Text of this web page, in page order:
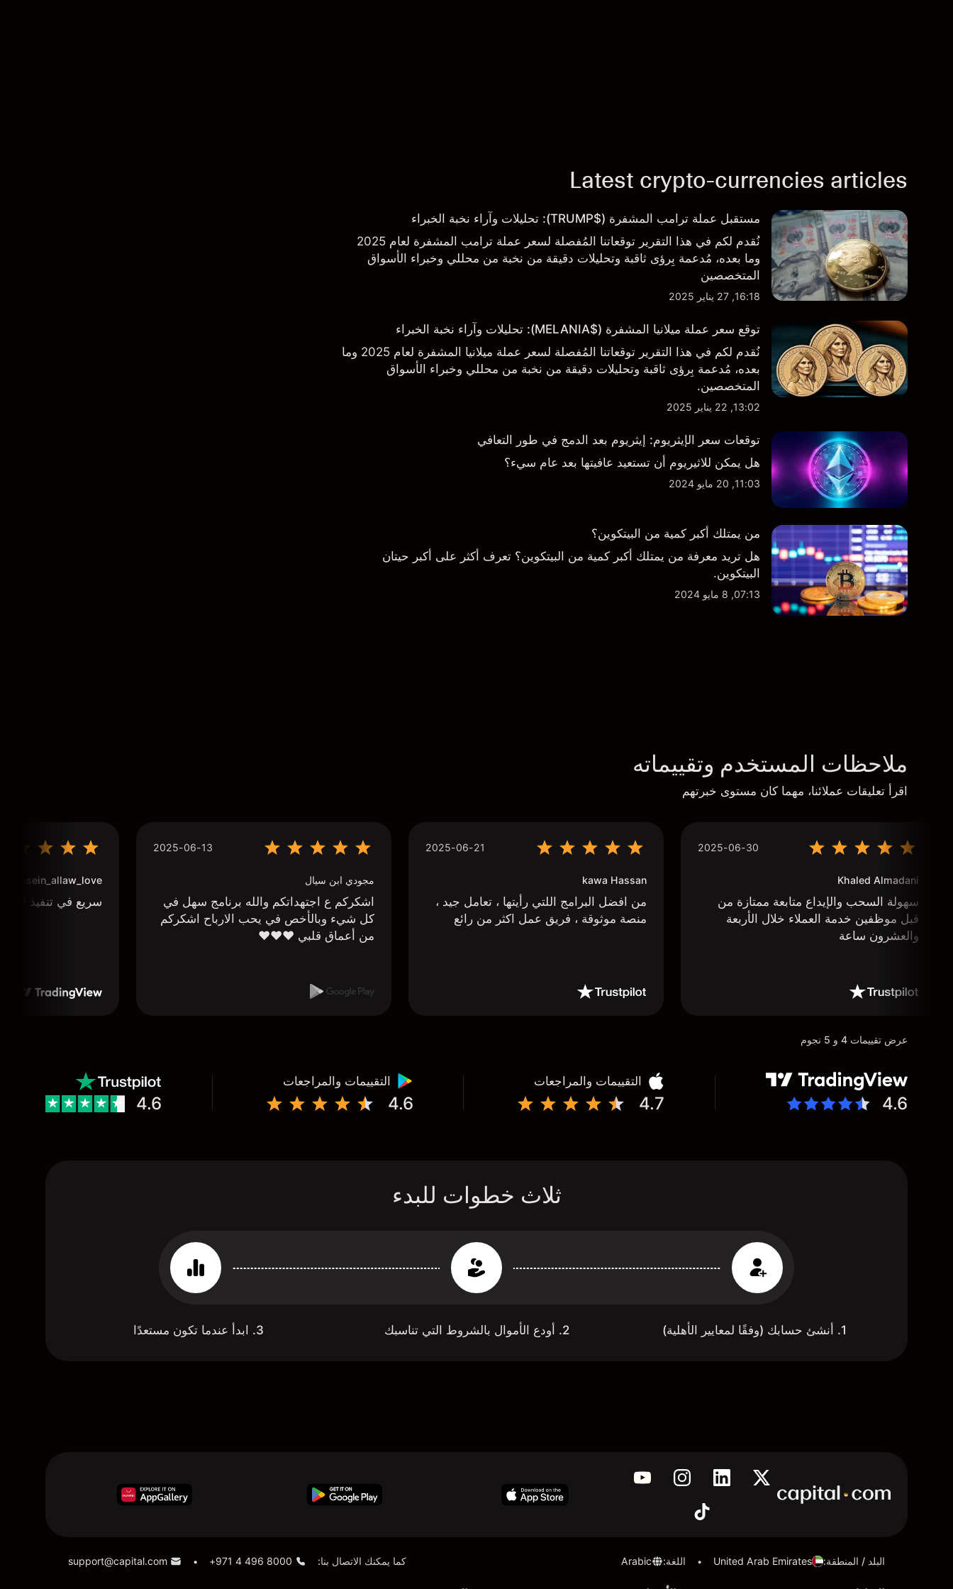
Latest crypto-currencies articles
مستقبل عملة ترامب المشفرة ($TRUMP): تحليلات وآراء نخبة الخبراء
نُقدم لكم في هذا التقرير توقعاتنا المُفصلة لسعر عملة ترامب المشفرة لعام 2025
وما بعده، مُدعمة بِرؤى ثاقبة وتحليلات دقيقة من نخبة من محللي وخبراء الأسواق
المتخصصين
16:18, 27 يناير 2025
توقع سعر عملة ميلانيا المشفرة ($MELANIA): تحليلات وآراء نخبة الخبراء
نُقدم لكم في هذا التقرير توقعاتنا المُفصلة لسعر عملة ميلانيا المشفرة لعام 2025 وما
بعده، مُدعمة بِرؤى ثاقبة وتحليلات دقيقة من نخبة من محللي وخبراء الأسواق
المتخصصين.
13:02, 22 يناير 2025
توقعات سعر الإيثريوم: إيثريوم بعد الدمج في طور التعافي
هل يمكن للاثيريوم أن تستعيد عافيتها بعد عام سيء؟
11:03, 20 مايو 2024
من يمتلك أكبر كمية من البيتكوين؟
هل تريد معرفة من يمتلك أكبر كمية من البيتكوين؟ تعرف أكثر على أكبر حيتان
البيتكوين.
07:13, 8 مايو 2024
ملاحظات المستخدم وتقييماته
اقرأ تعليقات عملائنا، مهما كان مستوى خبرتهم
2025-06-30
Khaled Almadani
سهولة السحب والإيداع متابعة ممتازة من
قبل موظفين خدمة العملاء خلال الأربعة
والعشرون ساعة
2025-06-21
kawa Hassan
من افضل البرامج اللتي رأيتها ، تعامل جيد ،
منصة موثوقة ، فريق عمل اكثر من رائع
2025-06-13
مجودي ابن سيال
اشكركم ع اجتهداتكم والله برنامج سهل في
كل شيء وبالأخص في يحب الارباح اشكركم
من أعماق قلبي ❤️❤️❤️
houssein_allaw_love
سريع في تنفيذ
عرض تقييمات 4 و 5 نجوم
4.6
التقييمات والمراجعات
4.7
التقييمات والمراجعات
4.6
4.6
ثلاث خطوات للبدء
1. أنشئ حسابك (وفقًا لمعايير الأهلية) 2. أودع الأموال بالشروط التي تناسبك 3. ابدأ عندما تكون مستعدًا
البلد / المنطقة:
United Arab Emirates
• اللغة:
Arabic كما يمكنك الاتصال بنا: +971 4 496 8000
•
support@capital.com